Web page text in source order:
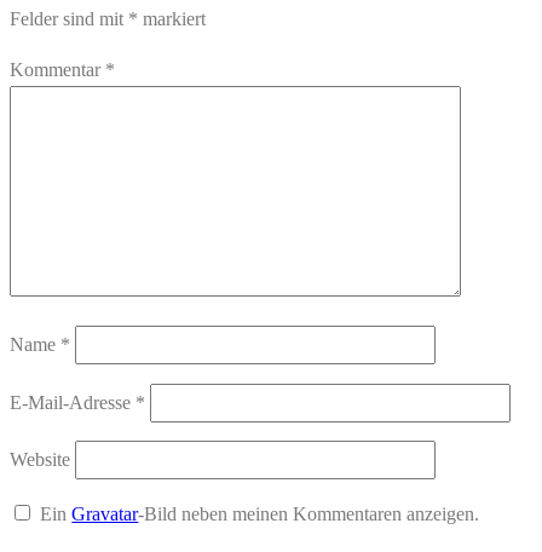
Felder sind mit * markiert
Kommentar *
Name *
E-Mail-Adresse *
Website
EinGravatar-Bild neben meinen Kommentaren anzeigen.